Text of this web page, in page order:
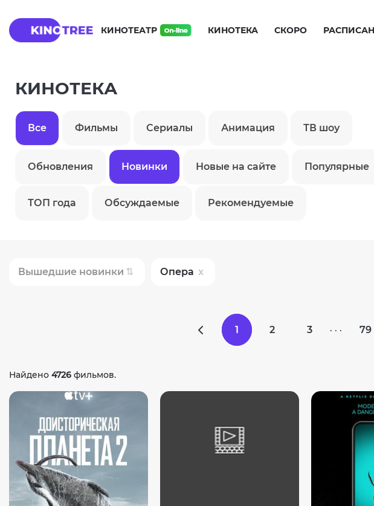
КИНОТЕАТР КИНОТЕКА СКОРО
КИНОТЕКА
Все Фильмы Сериалы Анимация ТВ шоу
Обновления Новинки Новые на сайте Популярные
ТОП года Обсуждаемые Рекомендуемые
Вышедшие новинки Опера
1 2 3 · · · 79
Найдено 4726 фильмов.